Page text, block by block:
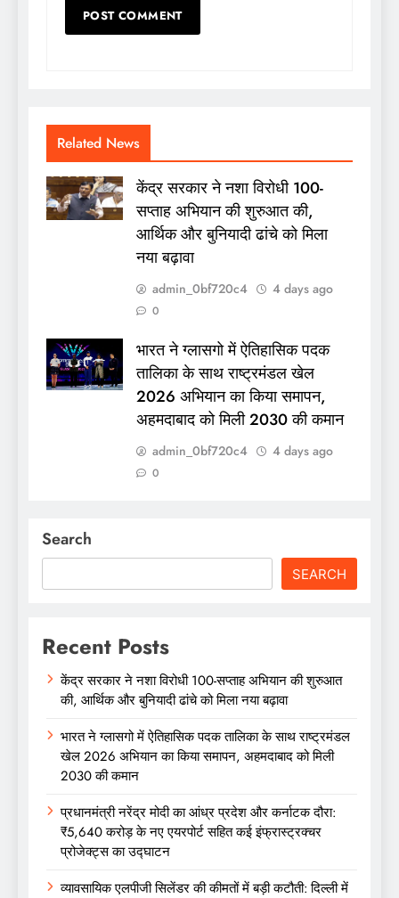
Related News
केंद्र सरकार ने नशा विरोधी 100-
सप्ताह अभियान की शुरुआत की,
आर्थिक और बुनियादी ढांचे को मिला
नया बढ़ावा
admin_0bf720c4 4 days ago
0
भारत ने ग्लासगो में ऐतिहासिक पदक
तालिका के साथ राष्ट्रमंडल खेल
2026 अभियान का किया समापन,
अहमदाबाद को मिली 2030 की कमान
admin_0bf720c4 4 days ago
0
Search
SEARCH
Recent Posts
केंद्र सरकार ने नशा विरोधी 100-सप्ताह अभियान की शुरुआत
की, आर्थिक और बुनियादी ढांचे को मिला नया बढ़ावा
भारत ने ग्लासगो में ऐतिहासिक पदक तालिका के साथ राष्ट्रमंडल
खेल 2026 अभियान का किया समापन, अहमदाबाद को मिली
2030 की कमान
प्रधानमंत्री नरेंद्र मोदी का आंध्र प्रदेश और कर्नाटक दौरा:
₹5,640 करोड़ के नए एयरपोर्ट सहित कई इंफ्रास्ट्रक्चर
प्रोजेक्ट्स का उद्घाटन
व्यावसायिक एलपीजी सिलेंडर की कीमतों में बड़ी कटौती: दिल्ली में